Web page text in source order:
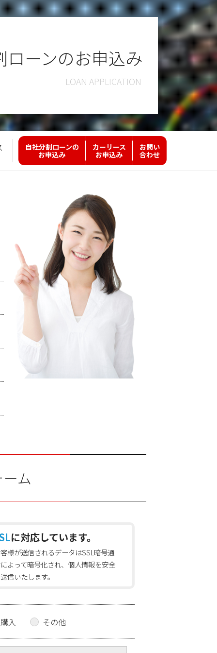
ローンのお申込み
自社分割ローンの
お申込み
カーリース
お申込み
お問い
合わせ
ム
に対応しています。
様が送信されるデータはSSL暗号通
よって暗号化され、個人情報を安全
信いたします。
入 その他